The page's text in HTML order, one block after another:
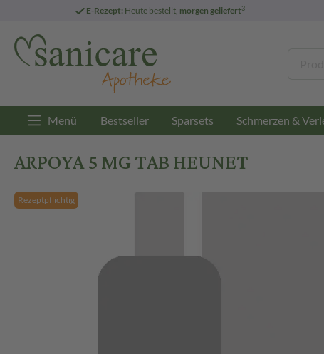
E-Rezept: Heute bestellt, morgen geliefert3
Menü Bestseller Sparsets Schmerzen &
ARPOYA 5 MG TAB HEUNET
Rezeptpflichtig